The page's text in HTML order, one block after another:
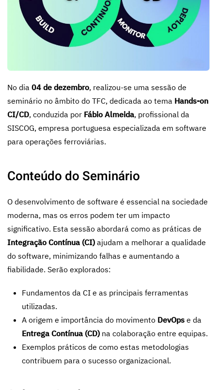
No dia 04 de dezembro, realizou-se uma sessão de
seminário no âmbito do TFC, dedicada ao tema Hands-on
CI/CD, conduzida por Fábio Almeida, profissional da
SISCOG, empresa portuguesa especializada em software
para operações ferroviárias.
Conteúdo do Seminário
O desenvolvimento de software é essencial na sociedade
moderna, mas os erros podem ter um impacto
significativo. Esta sessão abordará como as práticas de
Integração Contínua (CI) ajudam a melhorar a qualidade
do software, minimizando falhas e aumentando a
fiabilidade. Serão explorados:
Fundamentos da CI e as principais ferramentas
utilizadas.
A origem e importância do movimento DevOps e da
Entrega Contínua (CD) na colaboração entre equipas.
Exemplos práticos de como estas metodologias
contribuem para o sucesso organizacional.